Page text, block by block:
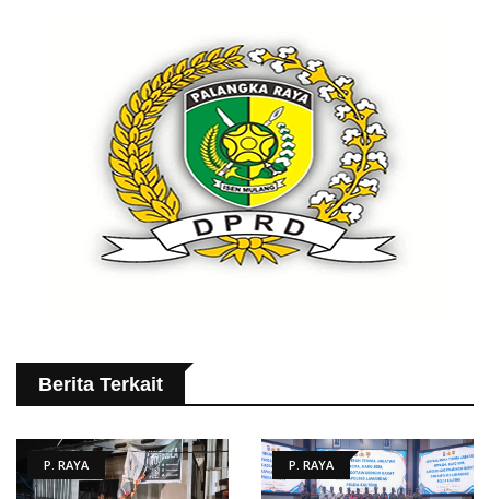
Berita Terkait
P. RAYA P. RAYA